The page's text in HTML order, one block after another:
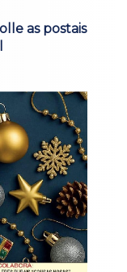
as postais